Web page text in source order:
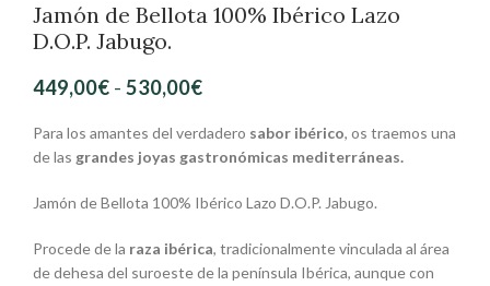
Jamón de Bellota 100% Ibérico Lazo
D.O.P. Jabugo.
449,00€ - 530,00€
Para los amantes del verdadero sabor ibérico, os traemos una
de las grandes joyas gastronómicas mediterráneas.
Jamón de Bellota 100% Ibérico Lazo D.O.P. Jabugo.
Procede de la raza ibérica, tradicionalmente vinculada al área
de dehesa del suroeste de la península Ibérica, aunque con